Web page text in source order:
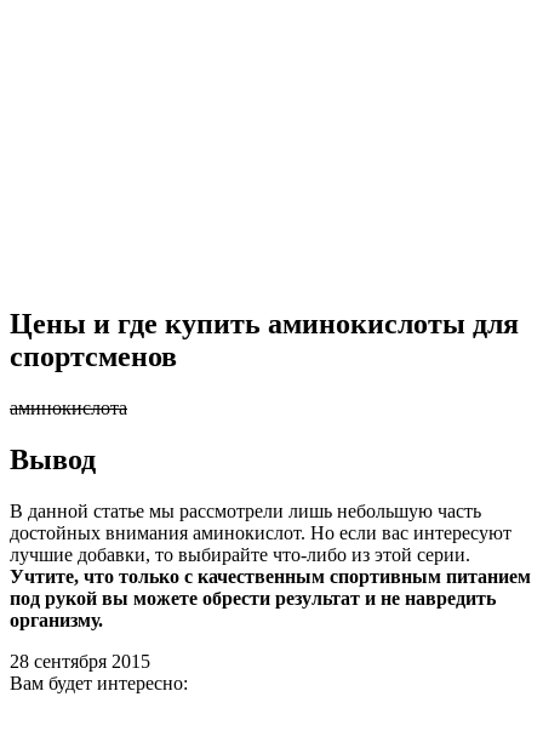
Цены и где купить аминокислоты для
спортсменов
аминокислота
Вывод
В данной статье мы рассмотрели лишь небольшую часть
достойных внимания аминокислот. Но если вас интересуют
лучшие добавки, то выбирайте что-либо из этой серии.
Учтите, что только с качественным спортивным питанием
под рукой вы можете обрести результат и не навредить
организму.
28 сентября 2015
Вам будет интересно: